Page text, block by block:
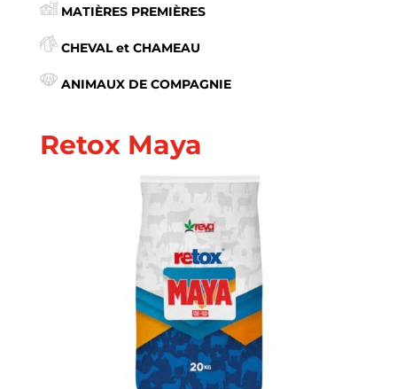
MATIÈRES PREMIÈRES
CHEVAL et CHAMEAU
ANIMAUX DE COMPAGNIE
Retox Maya